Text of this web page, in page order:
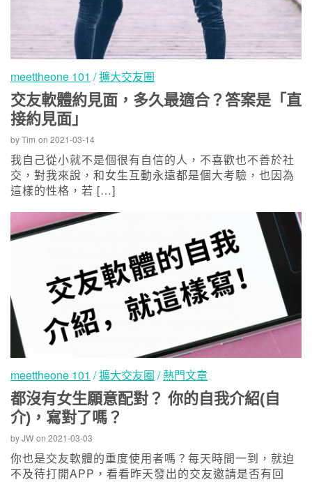
meettheone 101 /擴大交友圈
交友軟體約見面，多久最適合？答案是「直
接約見面」
byTim on 2021-03-14
我自己從小就不是個很有自信的人，不喜歡也不善於社
交，對我來說，和女生互動永遠都是個大考驗，也因為
這樣的性格，若 […]
meettheone 101 /擴大交友圈 /熱門文章
都沒有女生願意配對？ 你的自我介紹(自
介)，寫對了嗎？
byJW on 2021-03-03
你也是交友軟體的重度使用者嗎？每天時間一到，就迫
不及待打開APP，看看昨天發出的交友邀請是否有回